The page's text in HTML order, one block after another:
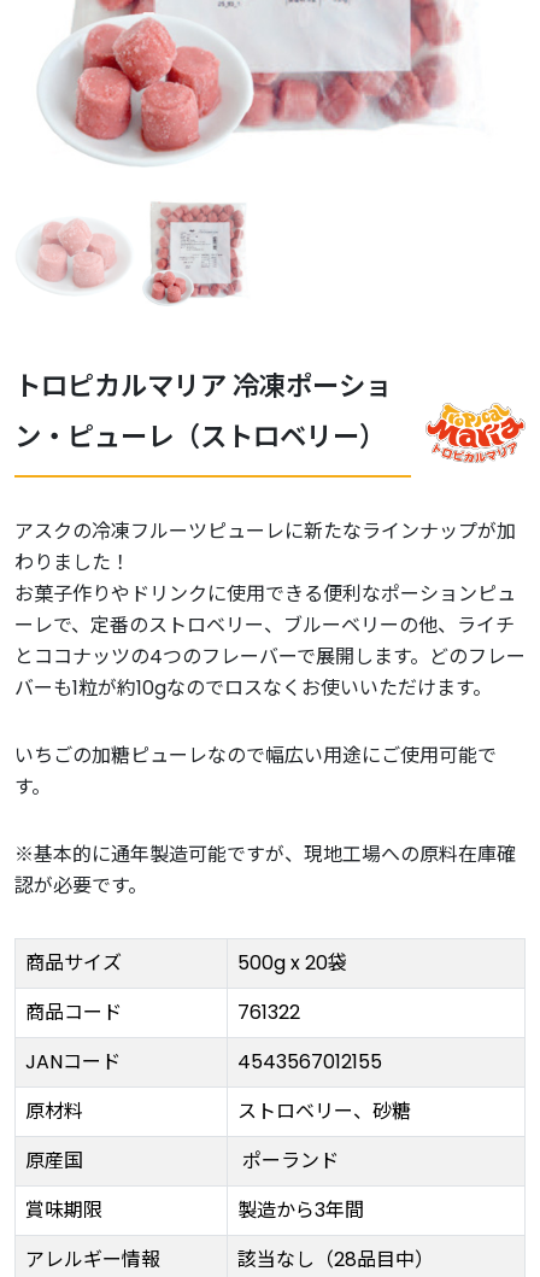
トロピカルマリア 冷凍ポーショ
ン・ピューレ（ストロベリー）
アスクの冷凍フルーツピューレに新たなラインナップが加
わりました！
お菓子作りやドリンクに使用できる便利なポーションピュ
ーレで、定番のストロベリー、ブルーベリーの他、ライチ
とココナッツの4つのフレーバーで展開します。どのフレー
バーも1粒が約10gなのでロスなくお使いいただけます。
いちごの加糖ピューレなので幅広い用途にご使用可能で
す。
※基本的に通年製造可能ですが、現地工場への原料在庫確
認が必要です。
商品サイズ
500g x 20袋
商品コード
761322
JANコード
4543567012155
原材料
ストロベリー、砂糖
原産国
ポーランド
賞味期限
製造から3年間
アレルギー情報
該当なし（28品目中）